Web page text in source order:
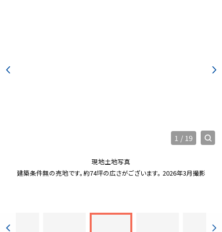
現地土地写真
建築条件無の売地です。約74坪の広さがございます。 2026年3月撮影
1 / 19